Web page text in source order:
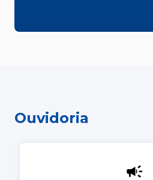
Ouvidoria